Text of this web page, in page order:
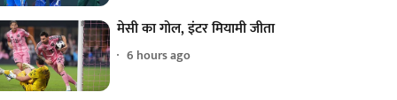
मेसी का गोल, इंटर मियामी जीता
6 hours ago